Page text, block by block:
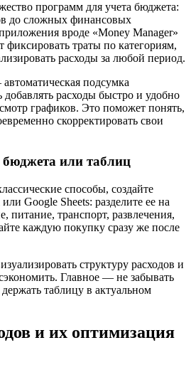
программ для учета бюджета:
до сложных финансовых
вроде «Money Manager»
фиксировать траты по категориям,
расходы за любой период.
подсумка
добавлять расходы быстро и удобно
графиков. Это поможет понять,
скорректировать свои
или таблиц
способы, создайте
Google Sheets: разделите ее на
транспорт, развлечения,
каждую покупку сразу же после
структуру расходов и
Главное — не забывать
таблицу в актуальном
и их оптимизация